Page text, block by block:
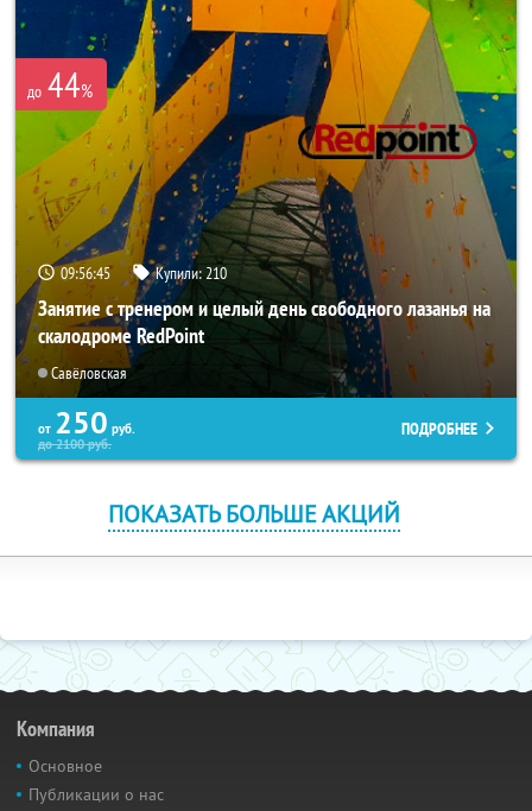
до 44%
09:56:43 Купили: 210
Занятие с тренером и целый день свободного лазанья на
скалодроме RedPoint
Савёловская
от 250 руб.
до2100руб.
ПОДРОБНЕЕ
ПОКАЗАТЬ БОЛЬШЕ АКЦИЙ
Компания
Основное
Публикации о нас